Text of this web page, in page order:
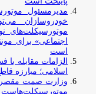
مدیرمسئول
خودروسازان
موتورسیکلت‌های
اجتماعی» برای
است
الزامات مقابله با
اسلامی؛ مبارزه
وزارت صمت مقصر
موتورسیکلت‌هاست